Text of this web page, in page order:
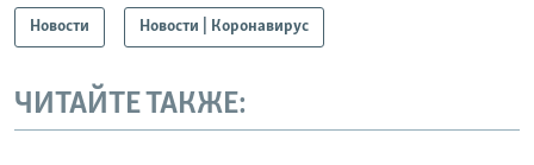
Новости Новости | Коронавирус
ЧИТАЙТЕ ТАКЖЕ: